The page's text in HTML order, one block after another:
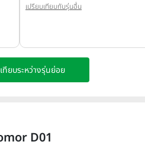
เปรียบเทียบกับรุ่นอื่น
ทียบระหว่างรุ่นย่อย
D01